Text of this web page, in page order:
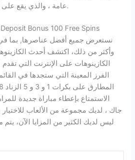
عامة ، والذي يقع على الشاشة الرئيسية.
Bonus 100 Free Spins
نستعرض جميع أفضل عناصرها, بما
وأكثر من ذلك، اكتشف أحدث
الكازينوهات على الإنترنت التي تقدم
الفرز المعينة التي ستجدها في
الاستمتاع بإعطاء مباراة جديدة
جاك ، لديك مجموعة من الألعاب للاختيار
ليس لديك الكثير من المزايا الآن،